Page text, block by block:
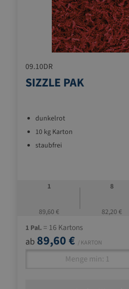
09.10DR
SIZZLE PAK
dunkelrot
10 kg Karton
staubfrei
1
89,60 €
8
82,20 €
1 Pal. = 16 Kartons
ab 89,60 € / KARTON